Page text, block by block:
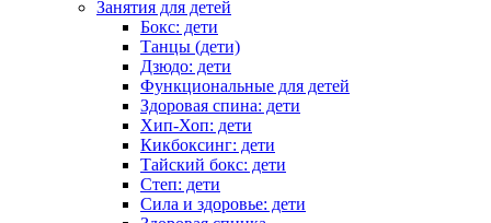
Занятия для детей
Бокс: дети
Танцы (дети)
Дзюдо: дети
Функциональные для детей
Здоровая спина: дети
Хип-Хоп: дети
Кикбоксинг: дети
Тайский бокс: дети
Степ: дети
Сила и здоровье: дети